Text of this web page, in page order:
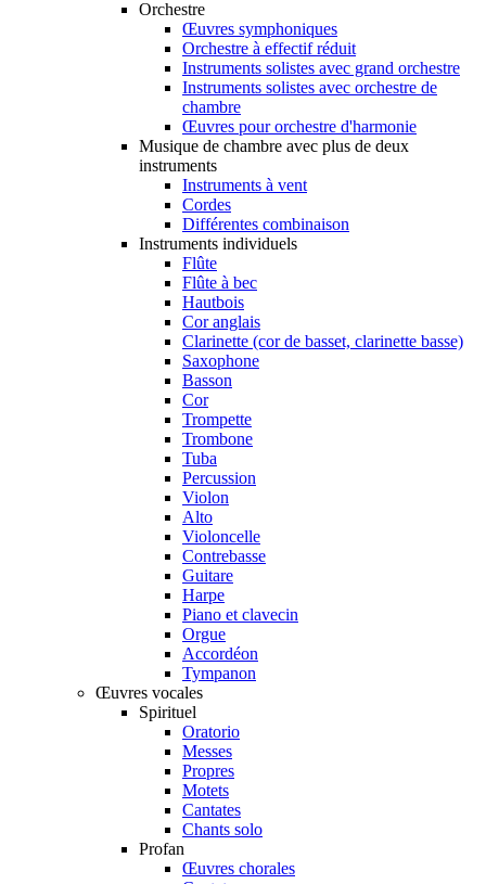
Orchestre
Œuvres symphoniques
Orchestre à effectif réduit
Instruments solistes avec grand orchestre
Instruments solistes avec orchestre de
chambre
Œuvres pour orchestre d'harmonie
Musique de chambre avec plus de deux
instruments
Instruments à vent
Cordes
Différentes combinaison
Instruments individuels
Flûte
Flûte à bec
Hautbois
Cor anglais
Clarinette (cor de basset, clarinette basse)
Saxophone
Basson
Cor
Trompette
Trombone
Tuba
Percussion
Violon
Alto
Violoncelle
Contrebasse
Guitare
Harpe
Piano et clavecin
Orgue
Accordéon
Tympanon
Œuvres vocales
Spirituel
Oratorio
Messes
Propres
Motets
Cantates
Chants solo
Profan
Œuvres chorales